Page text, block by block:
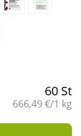
60 St
Grundpreis:
666,49 €/1 kg